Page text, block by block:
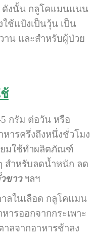
ดังนั้น กลูโคแมนแนน
ช้แป้งเป็นวุ้น เป็น
าน และสำหรับผู้ป่วย
กรัม ต่อวัน หรือ
ารครึ่งถึงหนึ่งชั่วโมง
ยมใช้ทำผลิตภัณฑ์
สำหรับลดน้ำหนัก ลด
ขาวฯลฯ
ลในเลือด กลูโคแมน
ารออกจากกระเพาะ
ลจากอาหารช้าลง